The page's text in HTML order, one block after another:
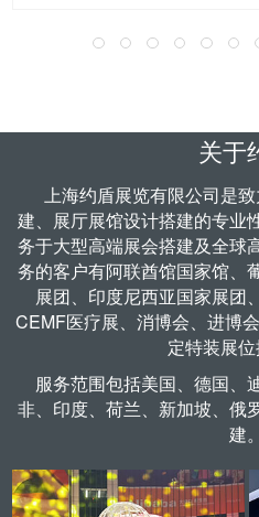
关于
上海约盾展览有限公司是
建
展厅展馆设计搭建的专业
务于大型高端展会搭建及全球
务的客户有阿联酋馆国家馆、
展团、印度尼西亚国家展团
CEMF医疗展、 消博会 进博会
定特装展
服务范围包括美国、 德国、
非、印度、荷兰、新加坡、俄
建。